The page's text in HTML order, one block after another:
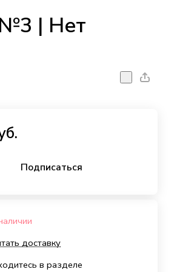
| Нет
Подписаться
доставку
в разделе